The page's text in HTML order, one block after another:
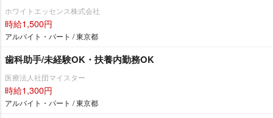
ホワイトエッセンス株式会社
時給1,500円
アルバイト・パート / 東京都
歯科助手/未経験OK・扶養内勤務OK
医療法人社団マイスター
時給1,300円
アルバイト・パート / 東京都